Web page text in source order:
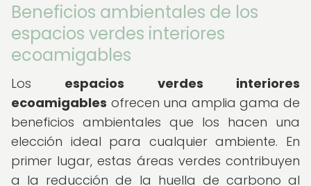
Beneficios ambientales de los
espacios verdes interiores
ecoamigables
Los espacios verdes interiores
ecoamigables ofrecen una amplia gama de
beneficios ambientales que los hacen una
elección ideal para cualquier ambiente. En
primer lugar, estas áreas verdes contribuyen
a la reducción de la huella de carbono al